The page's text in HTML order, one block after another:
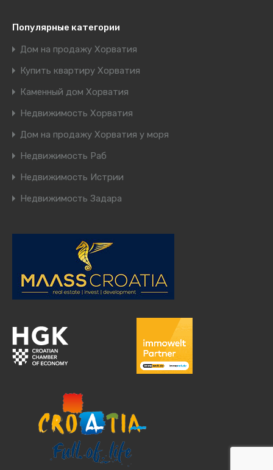
Популярные категории
Дом на продажу Хорватия
Купить квартиру Хорватия
Каменный дом Хорватия
Недвижимость Хорватия
Дом на продажу Хорватия у моря
Недвижимость Раб
Недвижимость Истрии
Недвижимость Задара